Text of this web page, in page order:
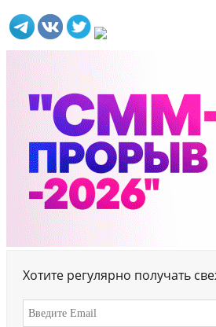
Хотите регулярно получать